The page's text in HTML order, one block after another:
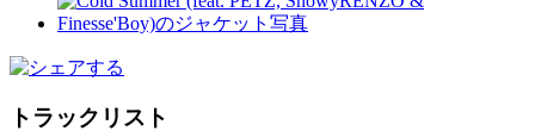
トラックリスト